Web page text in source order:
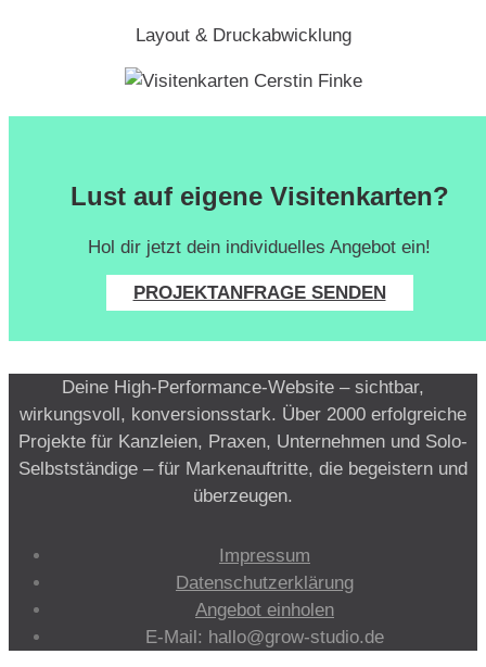
Layout & Druckabwicklung
Lust auf eigene Visitenkarten?
Hol dir jetzt dein individuelles Angebot ein!
PROJEKTANFRAGE SENDEN
Deine High-Performance-Website – sichtbar,
wirkungsvoll, konversionsstark. Über 2000 erfolgreiche
Projekte für Kanzleien, Praxen, Unternehmen und Solo-
Selbstständige – für Markenauftritte, die begeistern und
überzeugen.
Impressum
Datenschutzerklärung
Angebot einholen
E-Mail: hallo@grow-studio.de